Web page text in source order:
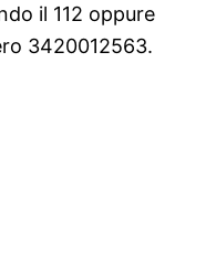
il 112 oppure
3420012563.